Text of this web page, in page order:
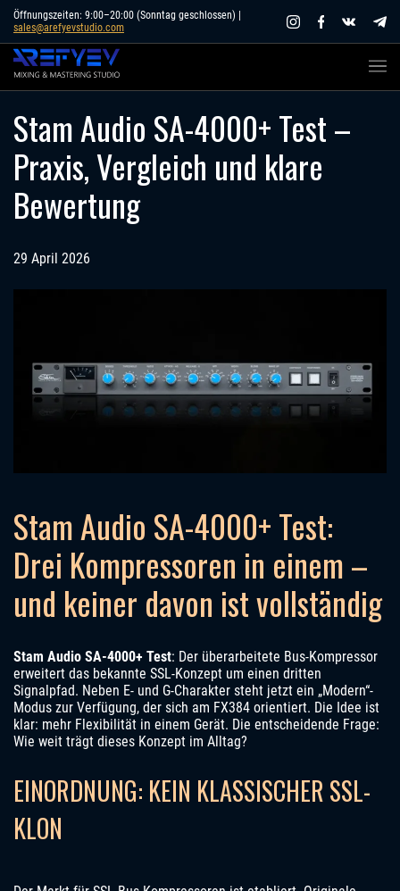
Skip
content
Öffnungszeiten: 9:00–20:00 (Sonntag geschlossen) |
sales@arefyevstudio.com
Stam Audio SA-4000+ Test –
Praxis, Vergleich und klare
Bewertung
29 April 2026
Stam Audio SA-4000+ Test:
Drei Kompressoren in einem –
und keiner davon ist vollständig
Stam Audio SA-4000+ Test: Der überarbeitete Bus-Kompressor
erweitert das bekannte SSL-Konzept um einen dritten
Signalpfad. Neben E- und G-Charakter steht jetzt ein „Modern“-
Modus zur Verfügung, der sich am FX384 orientiert. Die Idee ist
klar: mehr Flexibilität in einem Gerät. Die entscheidende Frage:
Wie weit trägt dieses Konzept im Alltag?
EINORDNUNG: KEIN KLASSISCHER SSL-
KLON